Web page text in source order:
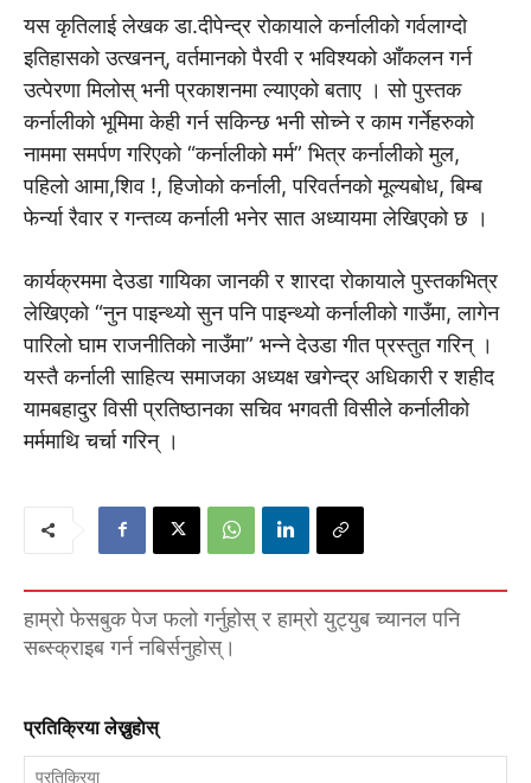
यस कृतिलाई लेखक डा.दीपेन्द्र रोकायाले कर्नालीको गर्वलाग्दो
इतिहासको उत्खनन्, वर्तमानको पैरवी र भविश्यको आँकलन गर्न
उत्पेरणा मिलोस् भनी प्रकाशनमा ल्याएको बताए । सो पुस्तक
कर्नालीको भूमिमा केही गर्न सकिन्छ भनी सोच्ने र काम गर्नेहरुको
नाममा समर्पण गरिएको “कर्नालीको मर्म” भित्र कर्नालीको मुल,
पहिलो आमा,शिव !, हिजोको कर्नाली, परिवर्तनको मूल्यबोध, बिम्ब
फेर्न्या रैवार र गन्तव्य कर्नाली भनेर सात अध्यायमा लेखिएको छ ।
कार्यक्रममा देउडा गायिका जानकी र शारदा रोकायाले पुस्तकभित्र
लेखिएको “नुन पाइन्थ्यो सुन पनि पाइन्थ्यो कर्नालीको गाउँमा, लागेन
पारिलो घाम राजनीतिको नाउँमा” भन्ने देउडा गीत प्रस्तुत गरिन् ।
यस्तै कर्नाली साहित्य समाजका अध्यक्ष खगेन्द्र अधिकारी र शहीद
यामबहादुर विसी प्रतिष्ठानका सचिव भगवती विसीले कर्नालीको
मर्ममाथि चर्चा गरिन् ।
हाम्रो फेसबुक पेज फलो गर्नुहोस् र हाम्रो युट्युब च्यानल पनि
सब्स्क्राइब गर्न नबिर्सनुहोस्।
प्रतिक्रिया लेख्नुहाेस्